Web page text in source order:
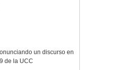
un discurso en
de la UCC